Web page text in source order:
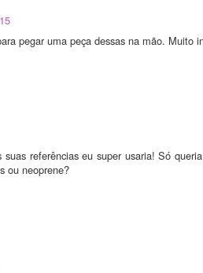
pegar uma peça dessas na mão. Muito
referências eu super usaria! Só
ou neoprene?